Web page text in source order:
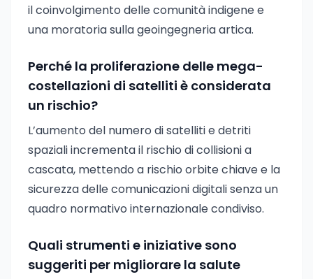
il coinvolgimento delle comunità indigene e
una moratoria sulla geoingegneria artica.
Perché la proliferazione delle mega-
costellazioni di satelliti è considerata
un rischio?
L’aumento del numero di satelliti e detriti
spaziali incrementa il rischio di collisioni a
cascata, mettendo a rischio orbite chiave e la
sicurezza delle comunicazioni digitali senza un
quadro normativo internazionale condiviso.
Quali strumenti e iniziative sono
suggeriti per migliorare la salute